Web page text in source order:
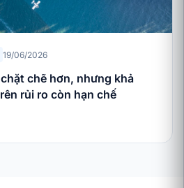
19/06/2026
chẽ hơn, nhưng khả
rủi ro còn hạn chế